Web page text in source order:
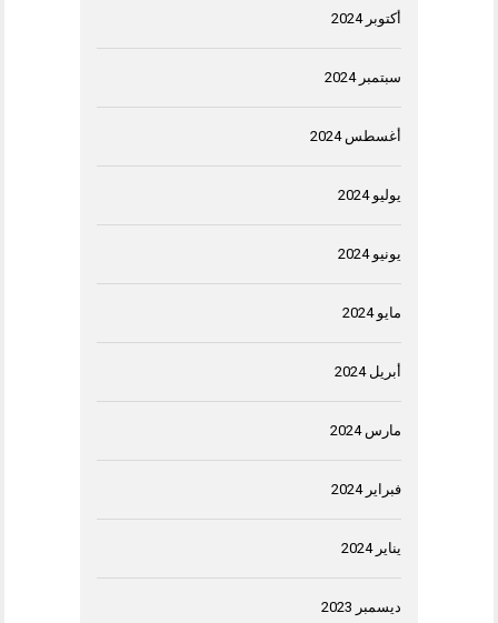
أكتوبر 2024
سبتمبر 2024
أغسطس 2024
يوليو 2024
يونيو 2024
مايو 2024
أبريل 2024
مارس 2024
فبراير 2024
يناير 2024
ديسمبر 2023